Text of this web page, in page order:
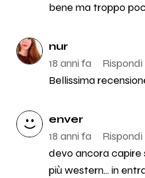
bene ma troppo
nur
18 anni fa
Rispondi
Bellissima
enver
18 anni fa
Rispondi
devo ancora capire
più western... in